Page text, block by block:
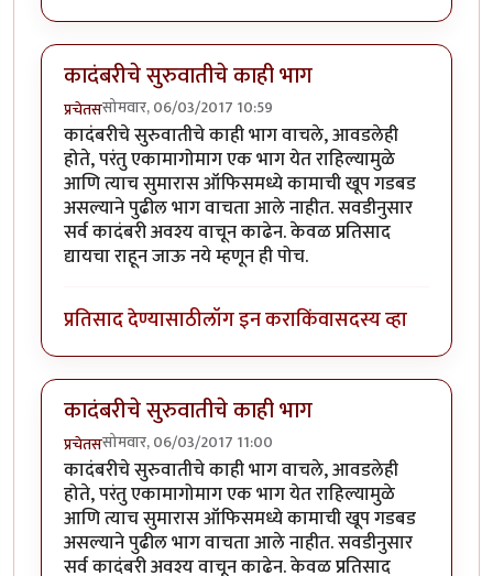
कादंबरीचे सुरुवातीचे काही भाग
प्रचेतससोमवार, 06/03/2017 10:59
कादंबरीचे सुरुवातीचे काही भाग वाचले, आवडलेही
होते, परंतु एकामागोमाग एक भाग येत राहिल्यामुळे
आणि त्याच सुमारास ऑफिसमध्ये कामाची खूप गडबड
असल्याने पुढील भाग वाचता आले नाहीत. सवडीनुसार
सर्व कादंबरी अवश्य वाचून काढेन. केवळ प्रतिसाद
द्यायचा राहून जाऊ नये म्हणून ही पोच.
प्रतिसाद देण्यासाठीलॉग इन कराकिंवासदस्य व्हा
कादंबरीचे सुरुवातीचे काही भाग
प्रचेतससोमवार, 06/03/2017 11:00
कादंबरीचे सुरुवातीचे काही भाग वाचले, आवडलेही
होते, परंतु एकामागोमाग एक भाग येत राहिल्यामुळे
आणि त्याच सुमारास ऑफिसमध्ये कामाची खूप गडबड
असल्याने पुढील भाग वाचता आले नाहीत. सवडीनुसार
सर्व कादंबरी अवश्य वाचून काढेन. केवळ प्रतिसाद